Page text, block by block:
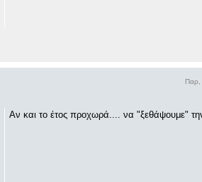
Παρ,
Αν και το έτος προχωρά.... να "ξεθάψουμε"